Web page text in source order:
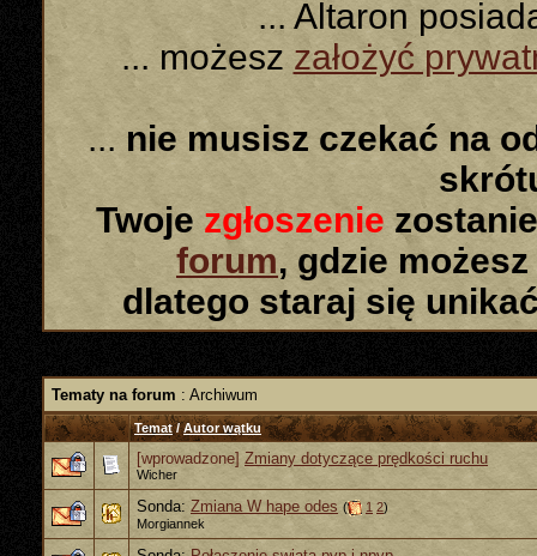
... Altaron
... możeszzałożyć
... nie musisz czekać na
Twoje zgłoszenie
forum, gdzie
dlatego staraj się
Tematy na forum : Archiwum
Temat/Autor wątku
[wprowadzone] Zmiany dotyczące prędkości ruchu
Wicher
Sonda: Zmiana W hape odes ( 1 2)
Morgiannek